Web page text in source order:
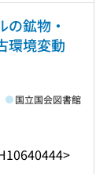
の鉱物・
環境変動
国立国会図書館